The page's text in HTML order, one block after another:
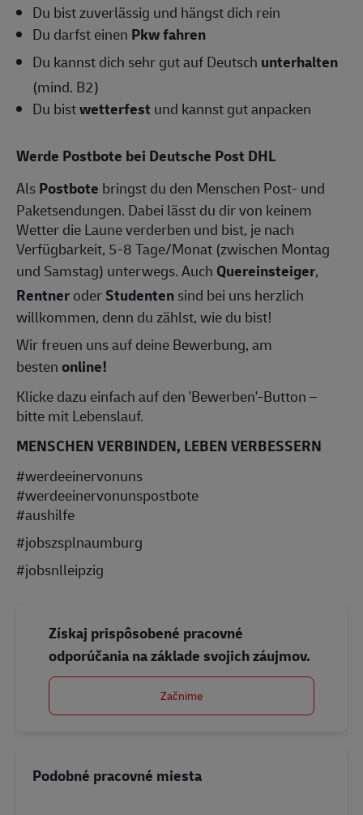
Du bist zuverlässig und hängst dich rein
Du darfst einen Pkw fahren
Du kannst dich sehr gut auf Deutsch unterhalten
(mind. B2)
Du bistwetterfest und kannst gut anpacken
Werde Postbote bei Deutsche Post DHL
AlsPostbote bringst du den Menschen Post- und
Paketsendungen. Dabei lässt du dir von keinem
Wetter die Laune verderben und bist, je nach
Verfügbarkeit, 5-8 Tage/Monat (zwischen Montag
und Samstag) unterwegs. Auch Quereinsteiger,
RentneroderStudentensind bei uns herzlich
willkommen, denn du zählst, wie du bist!
Wir freuen uns auf deine Bewerbung, am
bestenonline!
Klicke dazu einfach auf den 'Bewerben'-Button –
bitte mit Lebenslauf.
MENSCHEN VERBINDEN, LEBEN VERBESSERN
#werdeeinervonuns
#werdeeinervonunspostbote
#aushilfe
#jobszsplnaumburg
#jobsnlleipzig
Získaj prispôsobené pracovné
odporúčania na základe svojich záujmov.
Začnime
Podobné pracovné miesta